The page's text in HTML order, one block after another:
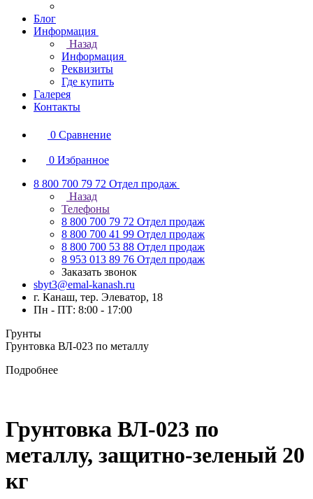
Блог
Информация
Назад
Информация
Реквизиты
Где купить
Галерея
Контакты
0 Сравнение
0 Избранное
8 800 700 79 72 Отдел продаж
Назад
Телефоны
8 800 700 79 72 Отдел продаж
8 800 700 41 99 Отдел продаж
8 800 700 53 88 Отдел продаж
8 953 013 89 76 Отдел продаж
Заказать звонок
sbyt3@emal-kanash.ru
г. Канаш, тер. Элеватор, 18
Пн - ПТ: 8:00 - 17:00
Грунты
Грунтовка ВЛ-023 по металлу
Подробнее
Грунтовка ВЛ-023 по
металлу, защитно-зеленый 20
кг